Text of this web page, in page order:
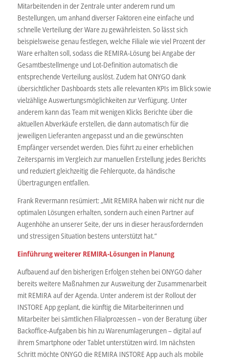
Mitarbeitenden in der Zentrale unter anderem rund um
Bestellungen, um anhand diverser Faktoren eine einfache und
schnelle Verteilung der Ware zu gewährleisten. So lässt sich
beispielsweise genau festlegen, welche Filiale wie viel Prozent der
Ware erhalten soll, sodass die REMIRA-Lösung bei Angabe der
Gesamtbestellmenge und Lot-Definition automatisch die
entsprechende Verteilung auslöst. Zudem hat ONYGO dank
übersichtlicher Dashboards stets alle relevanten KPIs im Blick sowie
vielzählige Auswertungsmöglichkeiten zur Verfügung. Unter
anderem kann das Team mit wenigen Klicks Berichte über die
aktuellen Abverkäufe erstellen, die dann automatisch für die
jeweiligen Lieferanten angepasst und an die gewünschten
Empfänger versendet werden. Dies führt zu einer erheblichen
Zeitersparnis im Vergleich zur manuellen Erstellung jedes Berichts
und reduziert gleichzeitig die Fehlerquote, da händische
Übertragungen entfallen.
Frank Revermann resümiert: „Mit REMIRA haben wir nicht nur die
optimalen Lösungen erhalten, sondern auch einen Partner auf
Augenhöhe an unserer Seite, der uns in dieser herausfordernden
und stressigen Situation bestens unterstützt hat.“
Einführung weiterer REMIRA-Lösungen in Planung
Aufbauend auf den bisherigen Erfolgen stehen bei ONYGO daher
bereits weitere Maßnahmen zur Ausweitung der Zusammenarbeit
mit REMIRA auf der Agenda. Unter anderem ist der Rollout der
INSTORE App geplant, die künftig die Mitarbeiterinnen und
Mitarbeiter bei sämtlichen Filialprozessen – von der Beratung über
Backoffice-Aufgaben bis hin zu Warenumlagerungen – digital auf
ihrem Smartphone oder Tablet unterstützen wird. Im nächsten
Schritt möchte ONYGO die REMIRA INSTORE App auch als mobile